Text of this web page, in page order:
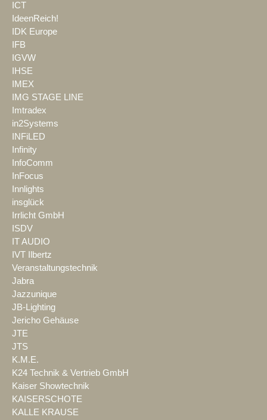
ICT
IdeenReich!
IDK Europe
IFB
IGVW
IHSE
IMEX
IMG STAGE LINE
Imtradex
in2Systems
INFiLED
Infinity
InfoComm
InFocus
Innlights
insglück
Irrlicht GmbH
ISDV
IT AUDIO
IVT Ilbertz
Veranstaltungstechnik
Jabra
Jazzunique
JB-Lighting
Jericho Gehäuse
JTE
JTS
K.M.E.
K24 Technik & Vertrieb GmbH
Kaiser Showtechnik
KAISERSCHOTE
KALLE KRAUSE